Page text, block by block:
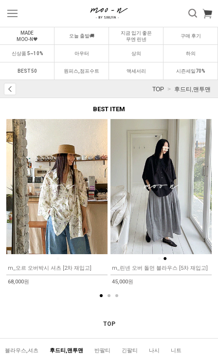
MADE
MOO-N🖤
오늘 출발🚚
지금 입기 좋은
무엔 린넨
구매 후기
신상품 5~10% 아우터 상의 하의
BEST 50 원피스,점프수트 액세서리 시즌세일70%
TOP 후드티,맨투맨
BEST ITEM
m_오르 오버박시 셔츠 [2차 재입고]
68,000원
BEST
●
m_린넨 오버 돌먼 블라우스 [5차 재입고]
45,000원
TOP
블라우스,셔츠 후드티,맨투맨 반팔티 긴팔티 나시 니트